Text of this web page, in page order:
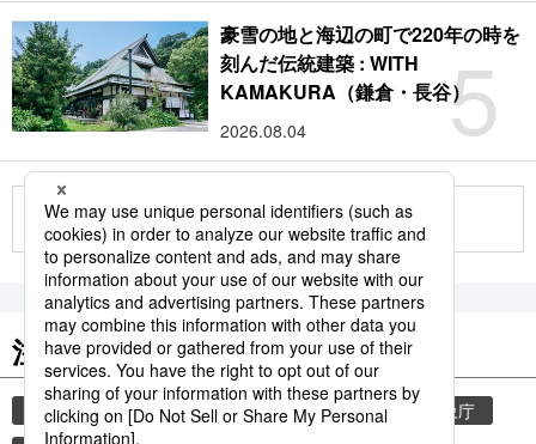
5
豪雪の地と海辺の町で220年の時を
刻んだ伝統建築 : WITH
KAMAKURA（鎌倉・長谷）
2026.08.04
もっと見る
注目のキーワード
共同通信ニュース 気象・災害 災害
気象庁